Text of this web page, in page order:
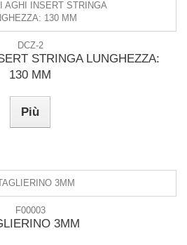
DCZ-2
STRINGA LUNGHEZZA:
130 MM
Più
F00003
3MM